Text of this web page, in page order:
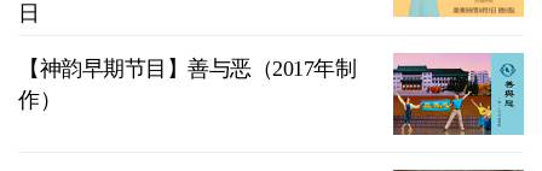
日
【神韵早期节目】善与恶（2017年制
作）